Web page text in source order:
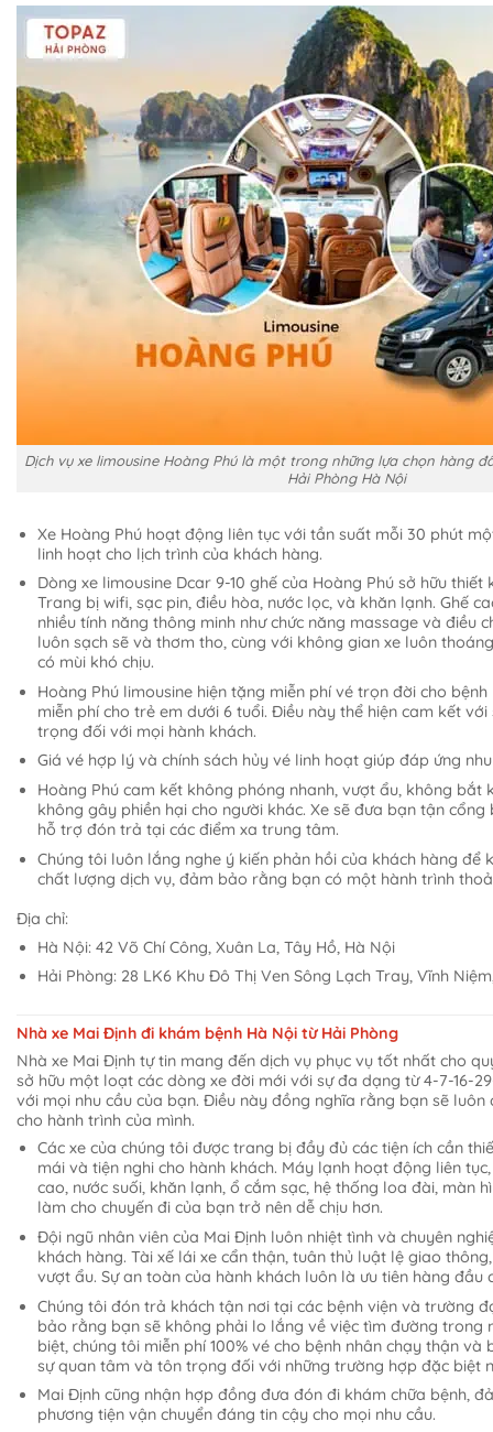
Dịch vụ xe limousine Hoàng Phú là một trong những lựa chọn hàng
Hải Phòng Hà Nội
Xe Hoàng Phú hoạt động liên tục với tần suất mỗi 30 phút
linh hoạt cho lịch trình của khách hàng.
Dòng xe limousine Dcar 9-10 ghế của Hoàng Phú sở hữu
Trang bị wifi, sạc pin, điều hòa, nước lọc, và khăn lạnh. Ghế
nhiều tính năng thông minh như chức năng massage và điều
luôn sạch sẽ và thơm tho, cùng với không gian xe luôn
có mùi khó chịu.
Hoàng Phú limousine hiện tặng miễn phí vé trọn đời cho
miễn phí cho trẻ em dưới 6 tuổi. Điều này thể hiện cam kết
trọng đối với mọi hành khách.
Giá vé hợp lý và chính sách hủy vé linh hoạt giúp đáp ứng
Hoàng Phú cam kết không phóng nhanh, vượt ẩu, không bắt
không gây phiền hại cho người khác. Xe sẽ đưa bạn tận cổng
hỗ trợ đón trả tại các điểm xa trung tâm.
Chúng tôi luôn lắng nghe ý kiến phản hồi của khách hàng để
chất lượng dịch vụ, đảm bảo rằng bạn có một hành trình
Địa chỉ:
Hà Nội: 42 Võ Chí Công, Xuân La, Tây Hồ, Hà Nội
Hải Phòng: 28 LK6 Khu Đô Thị Ven Sông Lạch Tray, Vĩnh
Nhà xe Mai Định đi khám bệnh Hà Nội từ Hải Phòng
Nhà xe Mai Định tự tin mang đến dịch vụ phục vụ tốt nhất cho
sở hữu một loạt các dòng xe đời mới với sự đa dạng từ 4-7-16-
với mọi nhu cầu của bạn. Điều này đồng nghĩa rằng bạn sẽ
cho hành trình của mình.
Các xe của chúng tôi được trang bị đầy đủ các tiện ích cần
mái và tiện nghi cho hành khách. Máy lạnh hoạt động liên
cao, nước suối, khăn lạnh, ổ cắm sạc, hệ thống loa đài, màn
làm cho chuyến đi của bạn trở nên dễ chịu hơn.
Đội ngũ nhân viên của Mai Định luôn nhiệt tình và chuyên
khách hàng. Tài xế lái xe cẩn thận, tuân thủ luật lệ giao
vượt ẩu. Sự an toàn của hành khách luôn là ưu tiên hàng đầu
Chúng tôi đón trả khách tận nơi tại các bệnh viện và trường
bảo rằng bạn sẽ không phải lo lắng về việc tìm đường trong
biệt, chúng tôi miễn phí 100% vé cho bệnh nhân chạy thận và
sự quan tâm và tôn trọng đối với những trường hợp đặc biệt
Mai Định cũng nhận hợp đồng đưa đón đi khám chữa bệnh,
phương tiện vận chuyển đáng tin cậy cho mọi nhu cầu.